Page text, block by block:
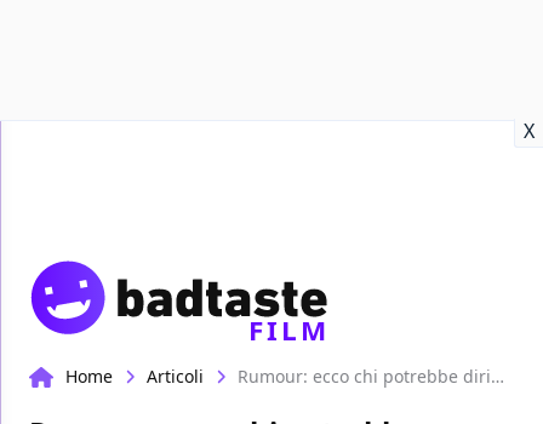
X
FILM
Home Articoli Rumour: ecco chi potrebbe dirigere L'Uomo d'Acciaio 2